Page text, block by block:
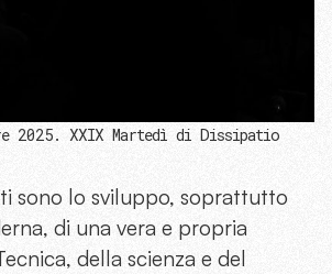
2025. XXIX Martedì di Dissipatio
sono lo sviluppo, soprattutto
di una vera e propria
della scienza e del